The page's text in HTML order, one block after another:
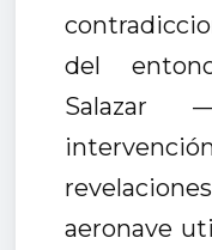
del
Salazar
aeronave